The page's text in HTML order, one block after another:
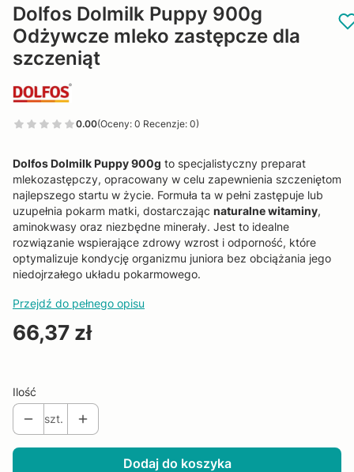
Dolfos Dolmilk Puppy 900g
Odżywcze mleko zastępcze dla
szczeniąt
0.00(Oceny: 0 Recenzje: 0)
Dolfos Dolmilk Puppy 900g to specjalistyczny preparat
mlekozastępczy, opracowany w celu zapewnienia szczeniętom
najlepszego startu w życie. Formuła ta w pełni zastępuje lub
uzupełnia pokarm matki, dostarczając naturalne witaminy,
aminokwasy oraz niezbędne minerały. Jest to idealne
rozwiązanie wspierające zdrowy wzrost i odporność, które
optymalizuje kondycję organizmu juniora bez obciążania jego
niedojrzałego układu pokarmowego.
Przejdź do pełnego opisu
Cena
66,37 zł
Ilość
szt.
Dodaj do koszyka